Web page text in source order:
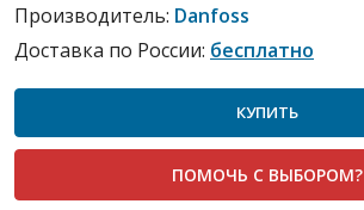
Производитель: Danfoss
Доставка по России: бесплатно
КУПИТЬ
ПОМОЧЬ С ВЫБОРОМ?